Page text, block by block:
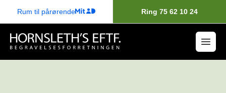
Rum til pårørende Ring 75 62 10 24